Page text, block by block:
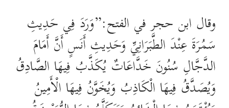
وقال ابن حجر في الفتح:”وَرَدَ فِي حَدِيثِ
سَمُرَةَ عِنْدَ الطَّبَرَانِيِّ وَحَدِيثِ أَنَسٍ أَنَّ أَمَامَ
الدَّجَّالِ سُنُونَ خَدَّاعَاتٌ يُكَذَّبُ فِيهَا الصَّادِقُ
وَيُصَدَّقُ فِيهَا الْكَاذِبُ وَيُخَوَّنُ فِيهَا الْأَمِينُ